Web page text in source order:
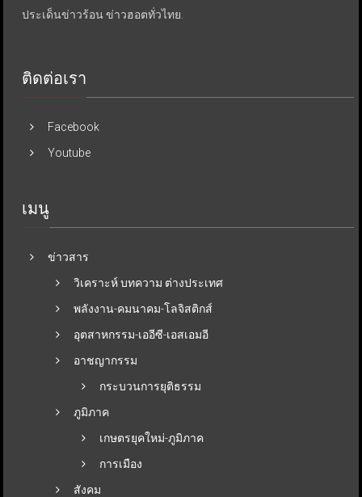
ประเด็นข่าวร้อน ข่าวฮอตทั่วไทย.
ติดต่อเรา
Facebook
Youtube
เมนู
ข่าวสาร
วิเคราะห์ บทความ ต่างประเทศ
พลังงาน-คมนาคม-โลจิสติกส์
อุตสาหกรรม-เออีซี-เอสเอมอี
อาชญากรรม
กระบวนการยุติธรรม
ภูมิภาค
เกษตรยุคใหม่-ภูมิภาค
การเมือง
สังคม